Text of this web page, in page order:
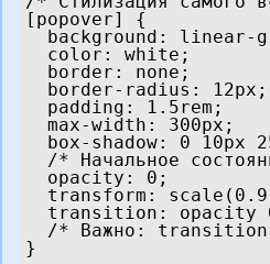
[popover] {
background: linear-
  color: white;
  border: none;
  border-radius: 12px;
  padding: 1.5rem;
  max-width: 300px;
box-shadow: 0 10px
/* Начальное
  opacity: 0;
transform:
transition: opacity
/* Важно:
}